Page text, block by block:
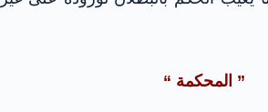
” المحكمة “